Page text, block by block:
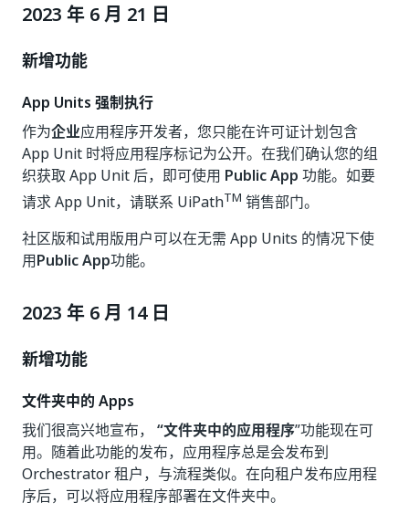
2023 年 6 月 21 日
新增功能
App Units 强制执行
作为企业应用程序开发者，您只能在许可证计划包含
App Unit 时将应用程序标记为公开。在我们确认您的组
织获取 App Unit 后，即可使用 Public App 功能。如要
请求 App Unit，请联系 UiPathTM 销售部门。
社区版和试用版用户可以在无需 App Units 的情况下使
用Public App功能。
2023 年 6 月 14 日
新增功能
文件夹中的 Apps
我们很高兴地宣布， “文件夹中的应用程序”功能现在可
用。随着此功能的发布，应用程序总是会发布到
Orchestrator 租户，与流程类似。在向租户发布应用程
序后，可以将应用程序部署在文件夹中。